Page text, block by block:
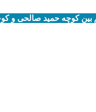
حمید صالحی و کوچه خرمیان